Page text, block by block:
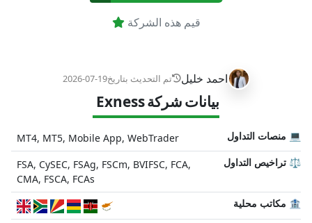
احمد خليل تم التحديث بتاريخ2026-07-19
قيم هذه الشركة
بيانات شركة Exness
MT4, MT5, Mobile App, WebTrader 💻 منصات التداول
FSA, CySEC, FSAg, FSCm, BVIFSC, FCA,
CMA, FSCA, FCAs
⚖️ تراخيص التداول
🏦 مكاتب محلية